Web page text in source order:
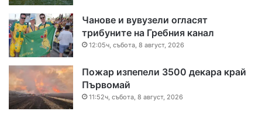
Чанове и вувузели огласят
трибуните на Гребния канал
12:05ч, събота, 8 август, 2026
Пожар изпепели 3500 декара край
Първомай
11:52ч, събота, 8 август, 2026